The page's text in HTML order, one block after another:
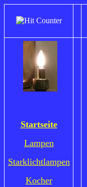
Startseite
Lampen
Starklichtlampen
Kocher